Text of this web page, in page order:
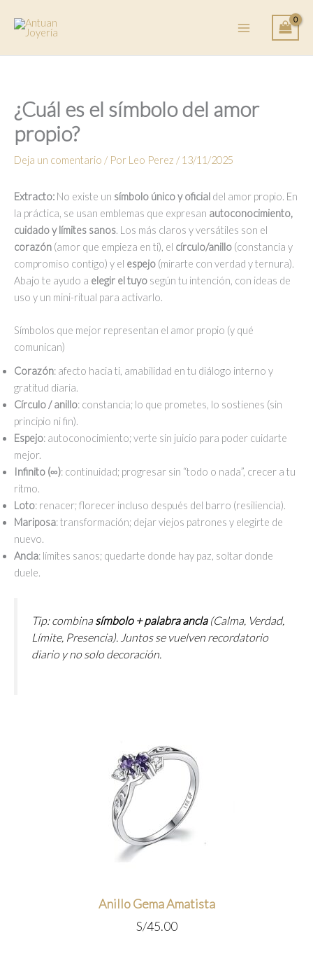
contenido
¿Cuál es el símbolo del amor
propio?
Deja un comentario / Por Leo Perez / 13/11/2025
Extracto: No existe un símbolo único y oficial del amor propio. En
la práctica, se usan emblemas que expresan autoconocimiento,
cuidado y límites sanos. Los más claros y versátiles son el
corazón (amor que empieza en ti), el círculo/anillo (constancia y
compromiso contigo) y el espejo (mirarte con verdad y ternura).
Abajo te ayudo a elegir el tuyo según tu intención, con ideas de
uso y un mini-ritual para activarlo.
Símbolos que mejor representan el amor propio (y qué
comunican)
Corazón: afecto hacia ti, amabilidad en tu diálogo interno y
gratitud diaria.
Círculo / anillo: constancia; lo que prometes, lo sostienes (sin
principio ni fin).
Espejo: autoconocimiento; verte sin juicio para poder cuidarte
mejor.
Infinito (∞): continuidad; progresar sin “todo o nada”, crecer a tu
ritmo.
Loto: renacer; florecer incluso después del barro (resiliencia).
Mariposa: transformación; dejar viejos patrones y elegirte de
nuevo.
Ancla: límites sanos; quedarte donde hay paz, soltar donde
duele.
Tip: combina símbolo + palabra ancla(Calma, Verdad,
Límite, Presencia). Juntos se vuelven recordatorio
diario y no solo decoración.
Anillo Gema Amatista
S/45.00